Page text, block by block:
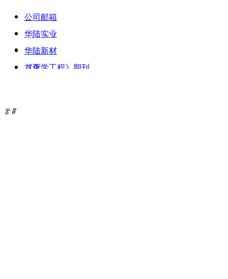
公司邮箱
华陆实业
华陆新材
《化学工程》期刊
欢迎访问华陆工程科技有限责任公司！
首页
ꂃ ꁹ